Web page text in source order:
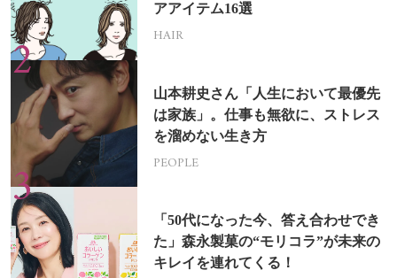
アアイテム16選
HAIR
山本耕史さん「人生において最優先
は家族」。仕事も無欲に、ストレス
を溜めない生き方
PEOPLE
「50代になった今、答え合わせでき
た」森永製菓の“モリコラ”が未来の
キレイを連れてくる！